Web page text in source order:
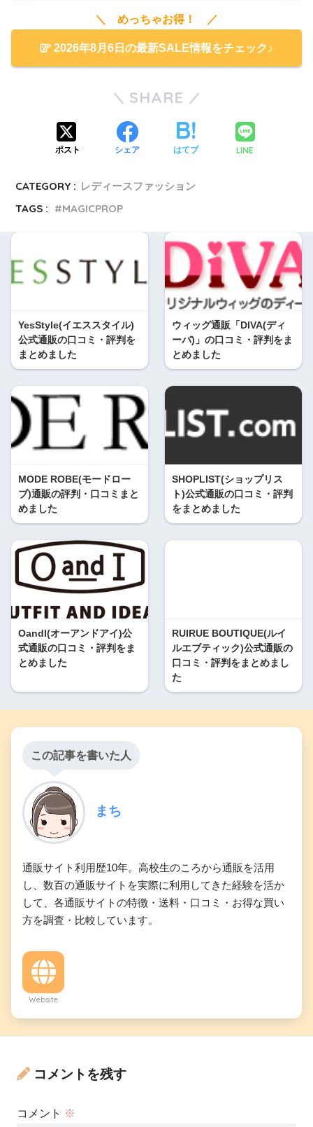
＼ めっちゃお得！ ／
2026年8月6日の最新SALE情報をチェック♪
SHARE
ポスト シェア はてブ LINE
CATEGORY : レディースファッション
TAGS :
MAGICPROP
YesStyle(イエススタイル)
公式通販の口コミ・評判を
まとめました
ウィッグ通販「DIVA(ディ
ーバ)」の口コミ・評判をま
とめました
MODE ROBE(モードロー
ブ)通販の評判・口コミまと
めました
SHOPLIST(ショップリス
ト)公式通販の口コミ・評判
をまとめました
OandI(オーアンドアイ)公
式通販の口コミ・評判をま
とめました
RUIRUE BOUTIQUE(ルイ
ルエブティック)公式通販の
口コミ・評判をまとめまし
た
この記事を書いた人
まち
通販サイト利用歴10年。高校生のころから通販を活用
し、数百の通販サイトを実際に利用してきた経験を活か
して、各通販サイトの特徴・送料・口コミ・お得な買い
方を調査・比較しています。
Website
コメントを残す
コメント ※